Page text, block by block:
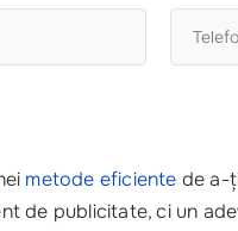
metode eficiente de a-
de publicitate, ci un